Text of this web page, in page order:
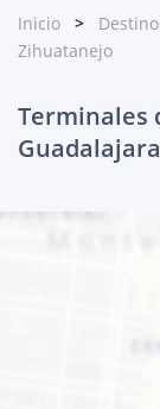
Inicio
Zihuatanejo
Terminales